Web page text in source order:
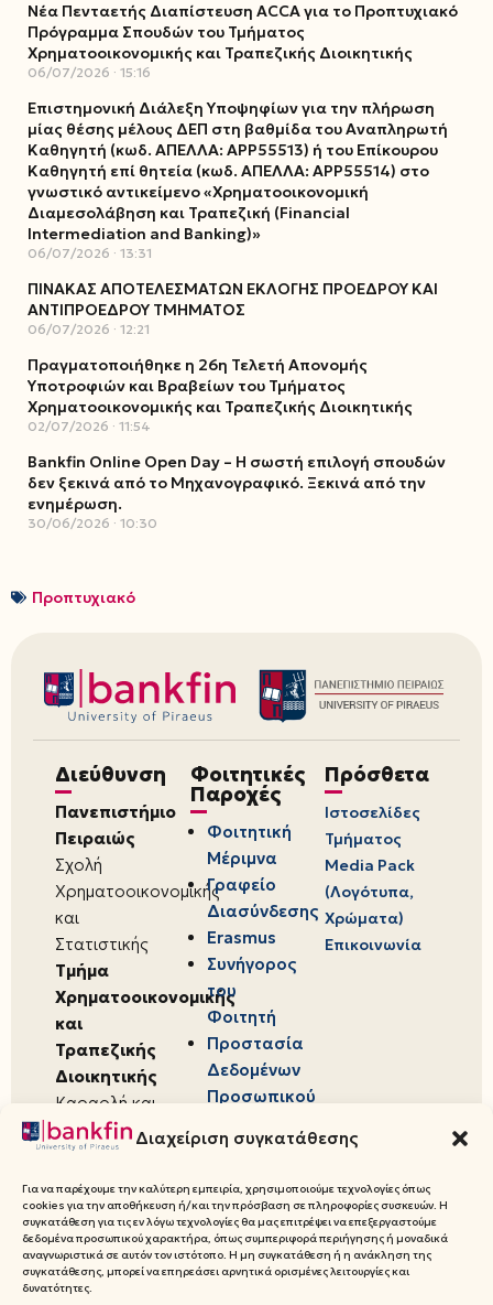
Διαχείριση συγκατάθεσης
Για να παρέχουμε την καλύτερη εμπειρία, χρησιμοποιούμε τεχνολογίες όπως
cookies για την αποθήκευση ή/και την πρόσβαση σε πληροφορίες συσκευών. Η
συγκατάθεση για τις εν λόγω τεχνολογίες θα μας επιτρέψει να επεξεργαστούμε
δεδομένα προσωπικού χαρακτήρα, όπως συμπεριφορά περιήγησης ή μοναδικά
αναγνωριστικά σε αυτόν τον ιστότοπο. Η μη συγκατάθεση ή η ανάκληση της
συγκατάθεσης, μπορεί να επηρεάσει αρνητικά ορισμένες λειτουργίες και
δυνατότητες.
Νέα Πενταετής Διαπίστευση ACCA για το Προπτυχιακό
Πρόγραμμα Σπουδών του Τμήματος
Χρηματοοικονομικής και Τραπεζικής Διοικητικής
06/07/2026 15:16
Επιστημονική Διάλεξη Υποψηφίων για την πλήρωση
μίας θέσης μέλους ΔΕΠ στη βαθμίδα του Αναπληρωτή
Καθηγητή (κωδ. ΑΠΕΛΛΑ: ΑΡΡ55513) ή του Επίκουρου
Καθηγητή επί θητεία (κωδ. ΑΠΕΛΛΑ: ΑΡΡ55514) στο
γνωστικό αντικείμενο «Χρηματοοικονομική
Διαμεσολάβηση και Τραπεζική (Financial
Intermediation and Banking)»
06/07/2026 13:31
ΠΙΝΑΚΑΣ ΑΠΟΤΕΛΕΣΜΑΤΩΝ ΕΚΛΟΓΗΣ ΠΡΟΕΔΡΟΥ ΚΑΙ
ΑΝΤΙΠΡΟΕΔΡΟΥ ΤΜΗΜΑΤΟΣ
06/07/2026 12:21
Πραγματοποιήθηκε η 26η Τελετή Απονομής
Υποτροφιών και Βραβείων του Τμήματος
Χρηματοοικονομικής και Τραπεζικής Διοικητικής
02/07/2026 11:54
Bankfin Online Open Day – Η σωστή επιλογή σπουδών
δεν ξεκινά από το Μηχανογραφικό. Ξεκινά από την
ενημέρωση.
30/06/2026 10:30
Προπτυχιακό
Διεύθυνση
Πανεπιστήμιο
Πειραιώς
Σχολή
Χρηματοοικονομικής
και
Στατιστικής
Τμήμα
Χρηματοοικονομικής
και
Τραπεζικής
Διοικητικής
Καραολή και
Δημητρίου 80,
18534,
Πειραιάς
Φοιτητικές
Παροχές
Φοιτητική
Μέριμνα
Γραφείο
Διασύνδεσης
Erasmus
Συνήγορος
του
Φοιτητή
Προστασία
Δεδομένων
Προσωπικού
Πρόσθετα
Ιστοσελίδες
Τμήματος
Media Pack
(Λογότυπα,
Χρώματα)
Επικοινωνία
© 2026 Πανεπιστήμιο Πειραιώς,